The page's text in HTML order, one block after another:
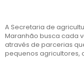
A Secretaria de
Maranhão busca cada
através de parcerias
pequenos agricultores,